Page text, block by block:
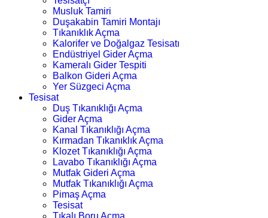
Musluk Tamiri
Duşakabin Tamiri Montajı
Tıkanıklık Açma
Kalorifer ve Doğalgaz Tesisatı
Endüstriyel Gider Açma
Kameralı Gider Tespiti
Balkon Gideri Açma
Yer Süzgeci Açma
Tesisat
Duş Tıkanıklığı Açma
Gider Açma
Kanal Tıkanıklığı Açma
Kırmadan Tıkanıklık Açma
Klozet Tıkanıklığı Açma
Lavabo Tıkanıklığı Açma
Mutfak Gideri Açma
Mutfak Tıkanıklığı Açma
Pimaş Açma
Tesisat
Tıkalı Boru Açma